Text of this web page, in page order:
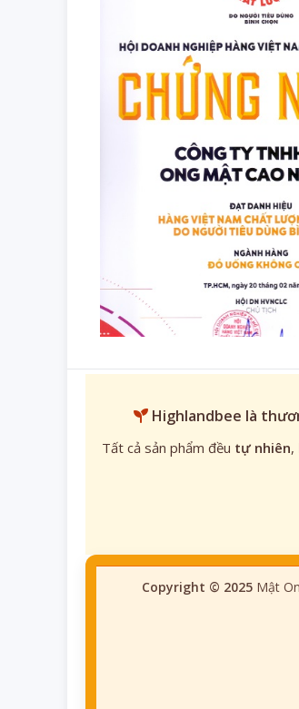
Highlandbee là
Tất cả sản phẩm đều tự nhiên,
Copyright © 2025Mật